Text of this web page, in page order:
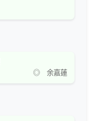
◎ 余嘉蓮